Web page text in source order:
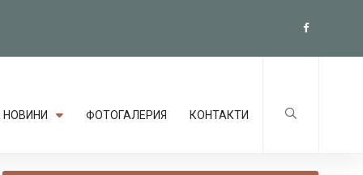
НОВИНИ ФОТОГАЛЕРИЯ КОНТАКТИ